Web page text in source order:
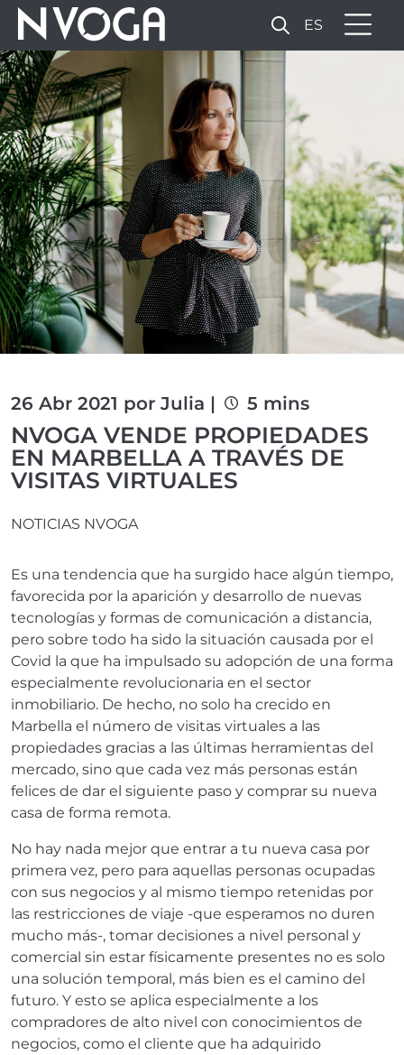
ES
26 Abr 2021 por Julia | 5 mins
NVOGA VENDE PROPIEDADES
EN MARBELLA A TRAVÉS DE
VISITAS VIRTUALES
NOTICIAS NVOGA
Es una tendencia que ha surgido hace algún tiempo,
favorecida por la aparición y desarrollo de nuevas
tecnologías y formas de comunicación a distancia,
pero sobre todo ha sido la situación causada por el
Covid la que ha impulsado su adopción de una forma
especialmente revolucionaria en el sector
inmobiliario. De hecho, no solo ha crecido en
Marbella el número de visitas virtuales a las
propiedades gracias a las últimas herramientas del
mercado, sino que cada vez más personas están
felices de dar el siguiente paso y comprar su nueva
casa de forma remota.
No hay nada mejor que entrar a tu nueva casa por
primera vez, pero para aquellas personas ocupadas
con sus negocios y al mismo tiempo retenidas por
las restricciones de viaje -que esperamos no duren
mucho más-, tomar decisiones a nivel personal y
comercial sin estar físicamente presentes no es solo
una solución temporal, más bien es el camino del
futuro. Y esto se aplica especialmente a los
compradores de alto nivel con conocimientos de
negocios, como el cliente que ha adquirido